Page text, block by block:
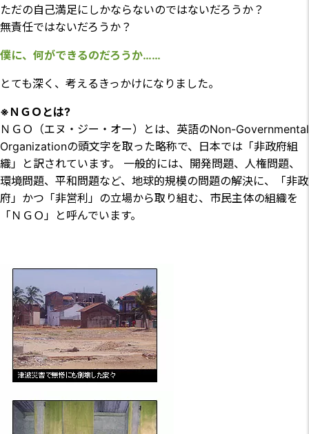
ただの自己満足にしかならないのではないだろうか？
無責任ではないだろうか？
僕に、何ができるのだろうか……
とても深く、考えるきっかけになりました。
※ＮＧＯとは?
ＮＧＯ（エヌ・ジー・オー）とは、英語のNon-Governmental
Organizationの頭文字を取った略称で、日本では「非政府組
織」と訳されています。 一般的には、開発問題、人権問題、
環境問題、平和問題など、地球的規模の問題の解決に、「非政
府」かつ「非営利」の立場から取り組む、市民主体の組織を
「ＮＧＯ」と呼んでいます。